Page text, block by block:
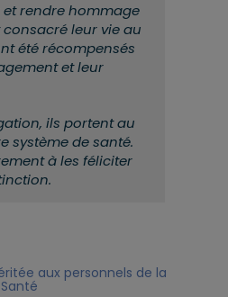
et rendre hommage
leur vie au
été récompensés
et leur
ils portent au
système de santé.
à les féliciter
aux personnels de la